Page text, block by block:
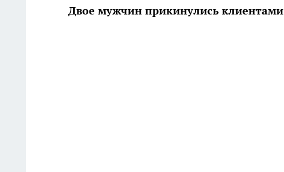
Двое мужчин прикинулись клиентами